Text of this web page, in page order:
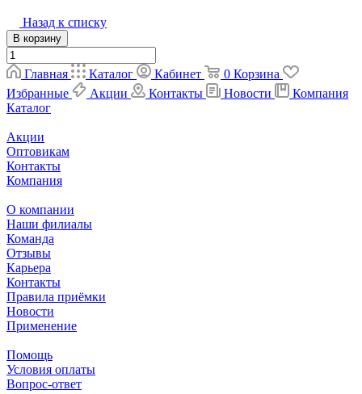
Назад к списку
В корзину
Главная Каталог Кабинет 0 Корзина
Избранные
Акции Контакты Новости
Компания
Каталог
Акции
Оптовикам
Контакты
Компания
О компании
Наши филиалы
Команда
Отзывы
Карьера
Контакты
Правила приёмки
Новости
Применение
Помощь
Условия оплаты
Вопрос-ответ